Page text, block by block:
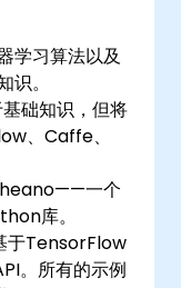
学习算法以及
。
础知识，但将
、Caffe、
一个
库。
于TensorFlow
。所有的示例